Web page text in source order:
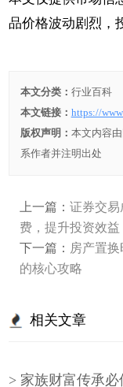
品价格波动剧烈，
本文分类： 行业百科
本文链接： https://
版权声明： 本文内容
系作者并注明出处
上一篇： 证券交易
费，提升投资效益
下一篇： 房产置
的核心攻略
相关文章
> 家族财富传承